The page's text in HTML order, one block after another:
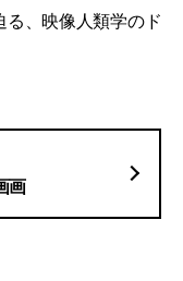
、映像人類学のド
画